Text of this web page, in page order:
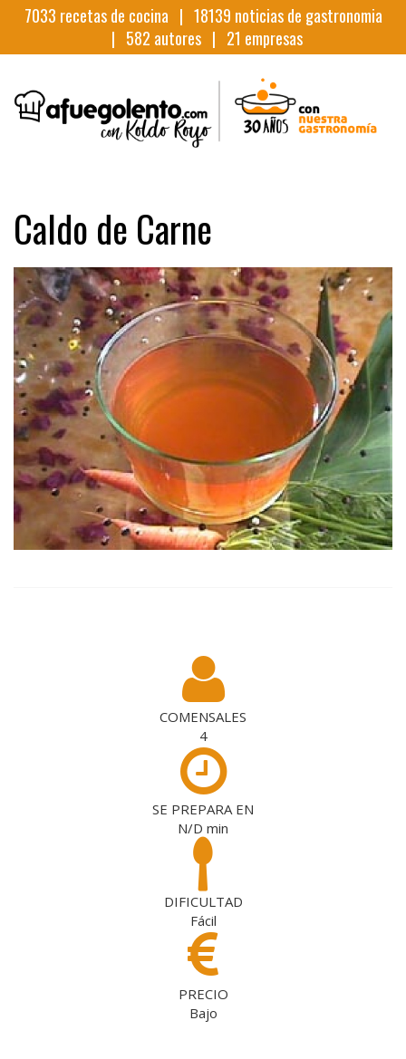
7033 recetas de cocina | 18139 noticias de gastronomia
| 582 autores | 21 empresas
Caldo de Carne
COMENSALES
4
SE PREPARA EN
N/D min
DIFICULTAD
Fácil
PRECIO
Bajo